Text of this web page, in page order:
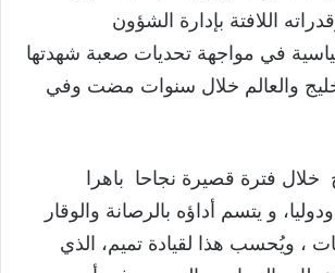
اللافتة بإدارة الشؤون
في مواجهة تحديات صعبة شهدتها
والعالم خلال سنوات مضت وفي
فترة قصيرة نجاحا باهرا
و يتسم أداؤه بالرصانة والوقار
، ويُحسب هذا لقيادة تميم، الذي